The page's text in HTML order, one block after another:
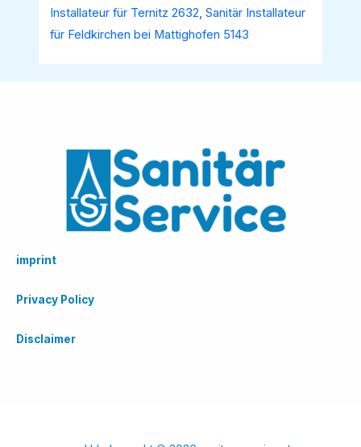
Installateur für Ternitz 2632,Sanitär Installateur
für Feldkirchen bei Mattighofen 5143
imprint
Privacy Policy
Disclaimer